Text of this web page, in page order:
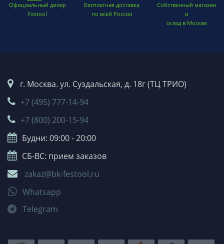
Официальный дилер
Festool
Бесплатная доставка
по всей России
Собственный магазин
и
склад в Москве
г. Москва. ул. Суздальская, д. 18г (ТЦ ТРИО)
+7 (495) 777-14-94
+7 (800) 200-15-94
Будни: 09:00 - 20:00
СБ-ВС: прием заказов
zakaz@bk-festool.ru
Whatsapp
Telegram